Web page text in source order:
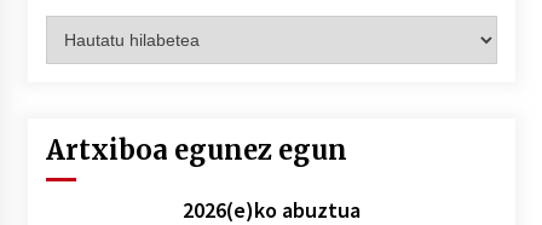
hilez
Artxiboa egunez egun
2026(e)ko abuztua